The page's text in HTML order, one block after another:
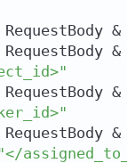
= RequestBody
= RequestBody
= RequestBody
= RequestBody